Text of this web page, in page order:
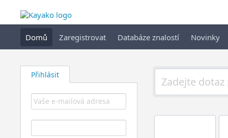
Domů Zaregistrovat Databáze znalostí Novinky
Přihlásit